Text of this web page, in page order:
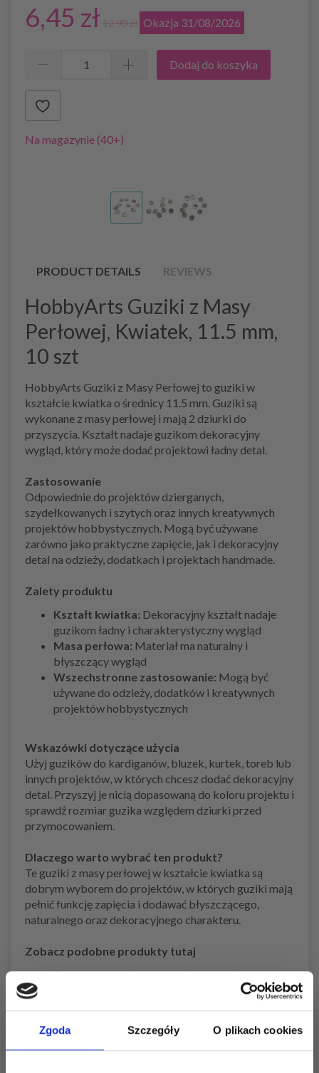
Zgoda Szczegóły O plikach cookies
6,45 zł 12,90 zł Okazja 31/08/2026
Dodaj do koszyka
Na magazynie (40+)
PRODUCT DETAILS REVIEWS
HobbyArts Guziki z Masy
Perłowej, Kwiatek, 11.5 mm,
10 szt
HobbyArts Guziki z Masy Perłowej to guziki w
kształcie kwiatka o średnicy 11.5 mm. Guziki są
wykonane z masy perłowej i mają 2 dziurki do
przyszycia. Kształt nadaje guzikom dekoracyjny
wygląd, który może dodać projektowi ładny detal.
Zastosowanie
Odpowiednie do projektów dzierganych,
szydełkowanych i szytych oraz innych kreatywnych
projektów hobbystycznych. Mogą być używane
zarówno jako praktyczne zapięcie, jak i dekoracyjny
detal na odzieży, dodatkach i projektach handmade.
Zalety produktu
Kształt kwiatka: Dekoracyjny kształt nadaje
guzikom ładny i charakterystyczny wygląd
Masa perłowa: Materiał ma naturalny i
błyszczący wygląd
Wszechstronne zastosowanie: Mogą być
używane do odzieży, dodatków i kreatywnych
projektów hobbystycznych
Wskazówki dotyczące użycia
Użyj guzików do kardiganów, bluzek, kurtek, toreb lub
innych projektów, w których chcesz dodać dekoracyjny
detal. Przyszyj je nicią dopasowaną do koloru projektu i
sprawdź rozmiar guzika względem dziurki przed
przymocowaniem.
Dlaczego warto wybrać ten produkt?
Te guziki z masy perłowej w kształcie kwiatka są
dobrym wyborem do projektów, w których guziki mają
pełnić funkcję zapięcia i dodawać błyszczącego,
naturalnego oraz dekoracyjnego charakteru.
Zobacz podobne produkty tutaj
Zobacz wszystkie akcesoria HobbyArts tutaj